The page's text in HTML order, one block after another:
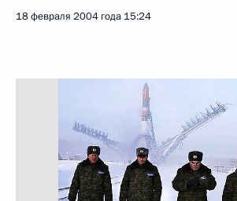
18 февраля 2004 года 15:24